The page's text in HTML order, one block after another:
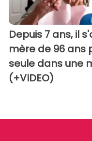
Depuis 7 ans, il
mère de 96 ans
seule dans une
(+VIDEO)